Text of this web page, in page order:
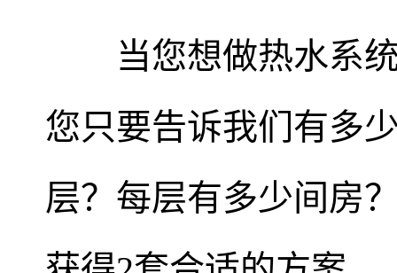
当您想做热水系
您只要告诉我们有多
层？每层有多少间房